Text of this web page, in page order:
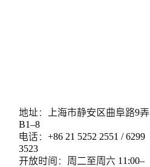
地址：上海市静安区曲阜路9弄
B1–8
电话：+86 21 5252 2551 / 6299
3523
开放时间：周二至周六 11:00–